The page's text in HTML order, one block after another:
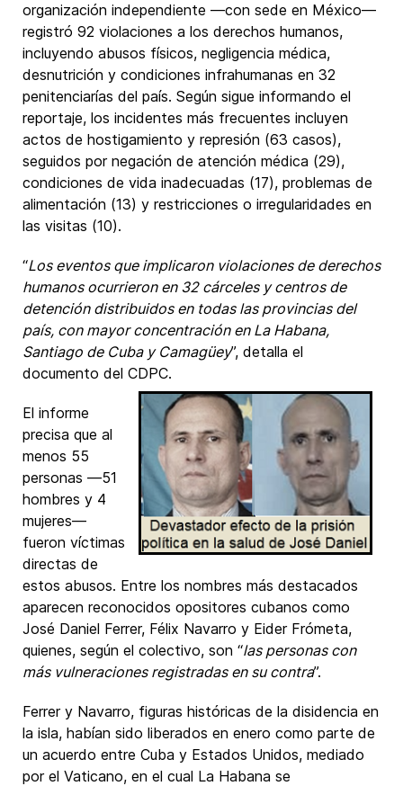
organización independiente —con sede en México—
registró 92 violaciones a los derechos humanos,
incluyendo abusos físicos, negligencia médica,
desnutrición y condiciones infrahumanas en 32
penitenciarías del país. Según sigue informando el
reportaje, los incidentes más frecuentes incluyen
actos de hostigamiento y represión (63 casos),
seguidos por negación de atención médica (29),
condiciones de vida inadecuadas (17), problemas de
alimentación (13) y restricciones o irregularidades en
las visitas (10).
“Los eventos que implicaron violaciones de derechos
humanos ocurrieron en 32 cárceles y centros de
detención distribuidos en todas las provincias del
país, con mayor concentración en La Habana,
Santiago de Cuba y Camagüey”, detalla el
documento del CDPC.
El informe
precisa que al
menos 55
personas —51
hombres y 4
mujeres—
fueron víctimas
directas de
estos abusos. Entre los nombres más destacados
aparecen reconocidos opositores cubanos como
José Daniel Ferrer, Félix Navarro y Eider Frómeta,
quienes, según el colectivo, son “las personas con
más vulneraciones registradas en su contra”.
Ferrer y Navarro, figuras históricas de la disidencia en
la isla, habían sido liberados en enero como parte de
un acuerdo entre Cuba y Estados Unidos, mediado
por el Vaticano, en el cual La Habana se